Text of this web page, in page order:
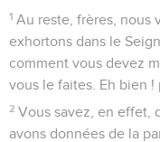
1 Au reste, frères, nous
exhortons dans le
comment vous devez
vous le faites. Eh bien !
2 Vous savez, en effet,
avons données de la